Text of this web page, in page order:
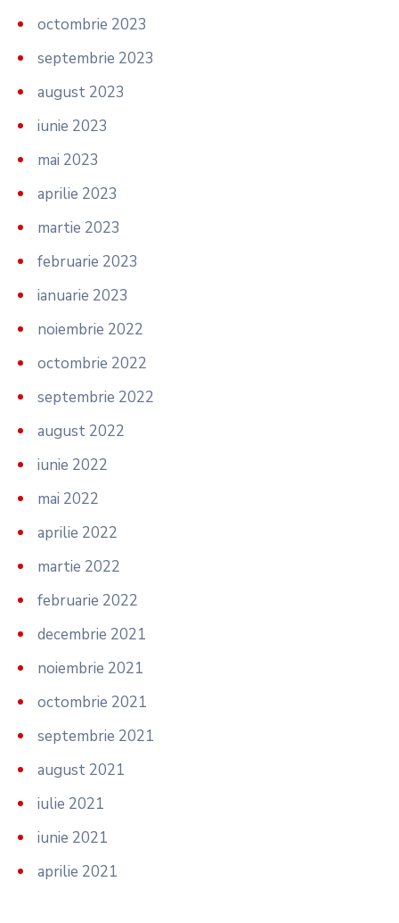
octombrie 2023
septembrie 2023
august 2023
iunie 2023
mai 2023
aprilie 2023
martie 2023
februarie 2023
ianuarie 2023
noiembrie 2022
octombrie 2022
septembrie 2022
august 2022
iunie 2022
mai 2022
aprilie 2022
martie 2022
februarie 2022
decembrie 2021
noiembrie 2021
octombrie 2021
septembrie 2021
august 2021
iulie 2021
iunie 2021
aprilie 2021